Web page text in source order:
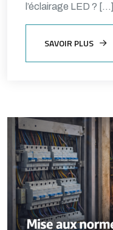
l’éclairage LED ? […]
SAVOIR PLUS